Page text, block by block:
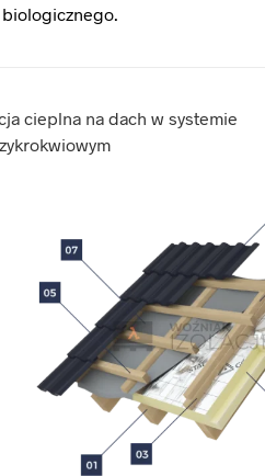
cieplna na dach w systemie